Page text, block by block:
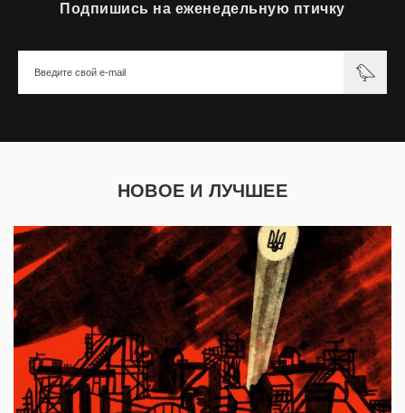
Подпишись на еженедельную птичку
НОВОЕ И ЛУЧШЕЕ